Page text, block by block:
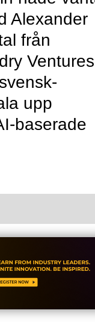
Alexander
från
Ventures
upp
baserade